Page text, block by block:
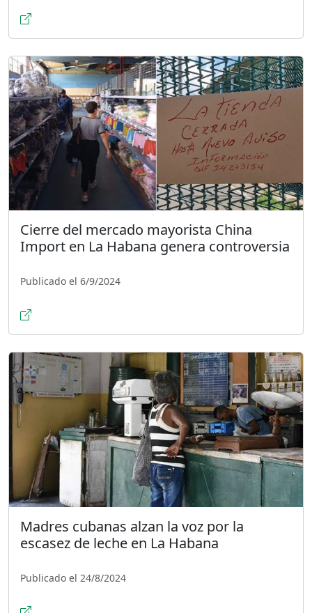
Cierre del mercado mayorista China
Import en La Habana genera controversia
Publicado el 6/9/2024
Madres cubanas alzan la voz por la
escasez de leche en La Habana
Publicado el 24/8/2024